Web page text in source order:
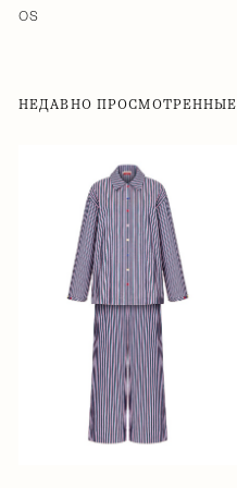
OS
НЕДАВНО ПРОСМОТРЕННЫЕ